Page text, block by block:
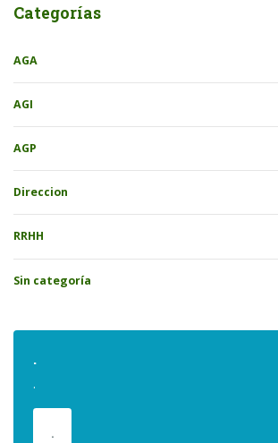
Categorías
AGA
AGI
AGP
Direccion
RRHH
Sin categoría
.
.
.